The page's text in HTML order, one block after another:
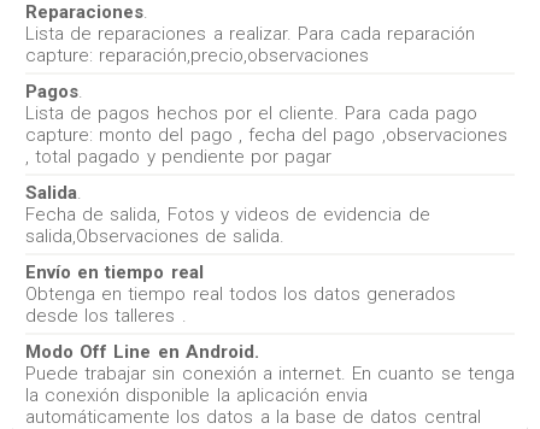
Reparaciones.
Lista de reparaciones a realizar. Para cada reparación
capture: reparación,precio,observaciones
Pagos.
Lista de pagos hechos por el cliente. Para cada pago
capture: monto del pago , fecha del pago ,observaciones
, total pagado y pendiente por pagar
Salida.
Fecha de salida, Fotos y videos de evidencia de
salida,Observaciones de salida.
Envío en tiempo real
Obtenga en tiempo real todos los datos generados
desde los talleres .
Modo Off Line en Android.
Puede trabajar sin conexión a internet. En cuanto se tenga
la conexión disponible la aplicación envia
automáticamente los datos a la base de datos central